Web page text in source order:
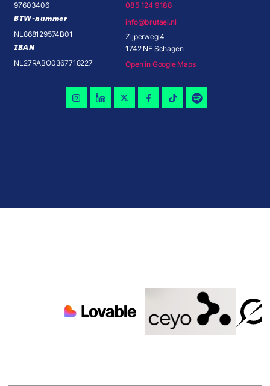
97603406
BTW-nummer
NL868129574B01
IBAN
NL27RABO0367718227
085 124 9188
info@brutael.nl
Zijperweg 4
1742 NE Schagen
Open in Google Maps